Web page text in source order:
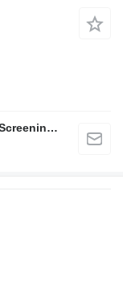
FABO Mobile & Stationary Crushing and Screening Plants | Concrete Batching Plants Manufacturer